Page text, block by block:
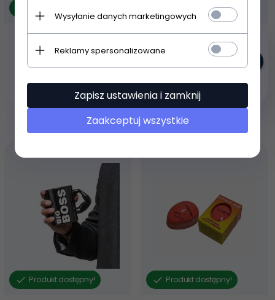
Kubek Toxic Waste
Beczka toksyczne
PLN
Produkt dostępny!
Dragon Ball -
Skarbonka Shenron 27
60PLN
Produkt dostępny! Produkt dostępny!
Wysyłanie danych marketingowych
Reklamy spersonalizowane
Zapisz ustawienia i zamknij
Zaakceptuj wszystkie